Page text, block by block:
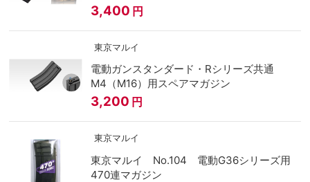
3,400 円
東京マルイ
電動ガンスタンダード・Rシリーズ共通
M4（M16）用スペアマガジン
3,200 円
東京マルイ
東京マルイ No.104 電動G36シリーズ用
470連マガジン